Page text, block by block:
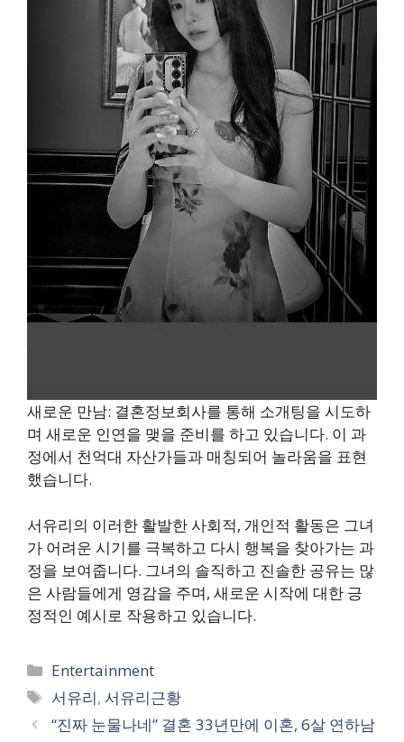
새로운 만남: 결혼정보회사를 통해 소개팅을 시도하
며 새로운 인연을 맺을 준비를 하고 있습니다. 이 과
정에서 천억대 자산가들과 매칭되어 놀라움을 표현
했습니다.
서유리의 이러한 활발한 사회적, 개인적 활동은 그녀
가 어려운 시기를 극복하고 다시 행복을 찾아가는 과
정을 보여줍니다. 그녀의 솔직하고 진솔한 공유는 많
은 사람들에게 영감을 주며, 새로운 시작에 대한 긍
정적인 예시로 작용하고 있습니다.
카
테
고
리
Entertainment
태
그
서유리, 서유리근황
“진짜 눈물나네” 결혼 33년만에 이혼, 6살 연하남